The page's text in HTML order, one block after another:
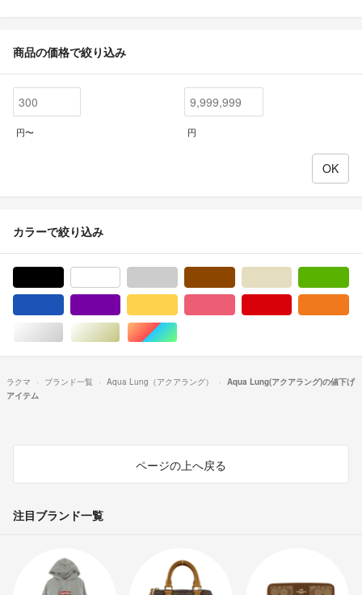
商品の価格で絞り込み
円〜 円
カラーで絞り込み
シルバー/銀色系ゴールド/金色系マルチカラー
ラクマ ブランド一覧 Aqua Lung（アクアラング）
Aqua Lung(アクアラング)の値下げ
アイテム
ページの上へ戻る
注目ブランド一覧